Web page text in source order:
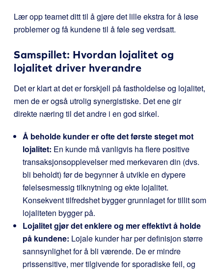
Lær opp teamet ditt til å gjøre det lille ekstra for å løse
problemer og få kundene til å føle seg verdsatt.
Samspillet: Hvordan lojalitet og
lojalitet driver hverandre
Det er klart at det er forskjell på fastholdelse og lojalitet,
men de er også utrolig synergistiske. Det ene gir
direkte næring til det andre i en god sirkel.
Å beholde kunder er ofte det første steget mot
lojalitet: En kunde må vanligvis ha flere positive
transaksjonsopplevelser med merkevaren din (dvs.
bli beholdt) før de begynner å utvikle en dypere
følelsesmessig tilknytning og ekte lojalitet.
Konsekvent tilfredshet bygger grunnlaget for tillit som
lojaliteten bygger på.
Lojalitet gjør det enklere og mer effektivt å holde
på kundene: Lojale kunder har per definisjon større
sannsynlighet for å bli værende. De er mindre
prissensitive, mer tilgivende for sporadiske feil, og